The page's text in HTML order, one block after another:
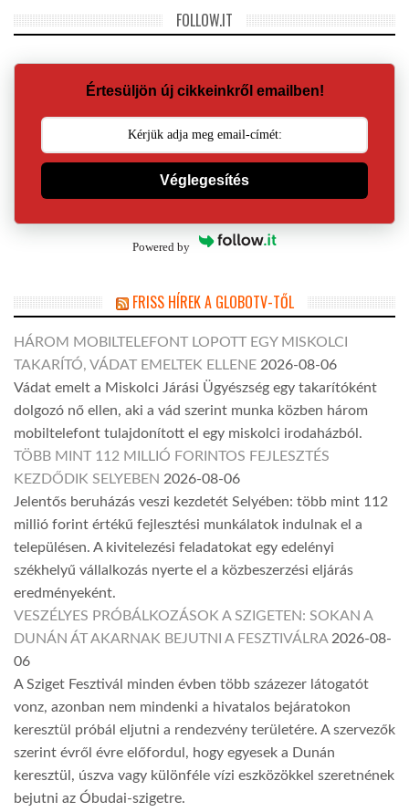
FOLLOW.IT
Értesüljön új cikkeinkről emailben!
Véglegesítés
Powered by
FRISS HÍREK A GLOBOTV-TŐL
HÁROM MOBILTELEFONT LOPOTT EGY MISKOLCI
TAKARÍTÓ, VÁDAT EMELTEK ELLENE 2026-08-06
Vádat emelt a Miskolci Járási Ügyészség egy takarítóként
dolgozó nő ellen, aki a vád szerint munka közben három
mobiltelefont tulajdonított el egy miskolci irodaházból.
TÖBB MINT 112 MILLIÓ FORINTOS FEJLESZTÉS
KEZDŐDIK SELYEBEN 2026-08-06
Jelentős beruházás veszi kezdetét Selyében: több mint 112
millió forint értékű fejlesztési munkálatok indulnak el a
településen. A kivitelezési feladatokat egy edelényi
székhelyű vállalkozás nyerte el a közbeszerzési eljárás
eredményeként.
VESZÉLYES PRÓBÁLKOZÁSOK A SZIGETEN: SOKAN A
DUNÁN ÁT AKARNAK BEJUTNI A FESZTIVÁLRA 2026-08-
06
A Sziget Fesztivál minden évben több százezer látogatót
vonz, azonban nem mindenki a hivatalos bejáratokon
keresztül próbál eljutni a rendezvény területére. A szervezők
szerint évről évre előfordul, hogy egyesek a Dunán
keresztül, úszva vagy különféle vízi eszközökkel szeretnének
bejutni az Óbudai-szigetre.